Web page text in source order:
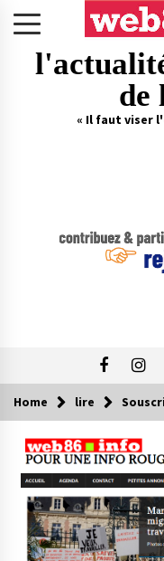
de
« Il faut viser
Home lire